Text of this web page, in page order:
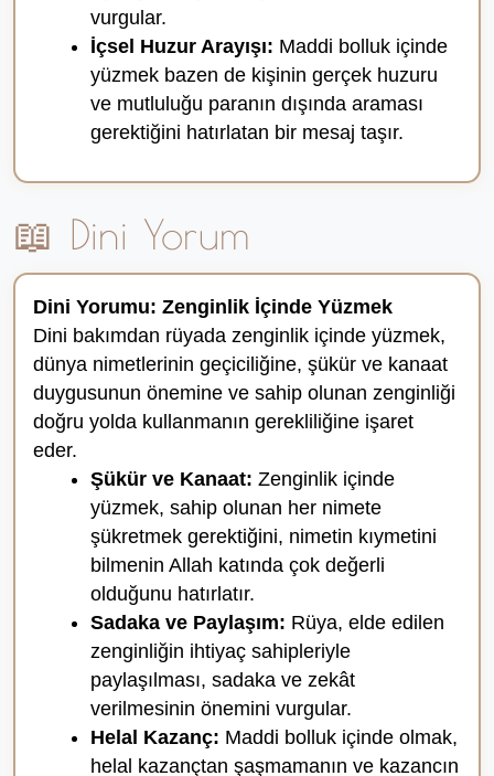
vurgular.
İçsel Huzur Arayışı: Maddi bolluk içinde
yüzmek bazen de kişinin gerçek huzuru
ve mutluluğu paranın dışında araması
gerektiğini hatırlatan bir mesaj taşır.
📖 Dini Yorum
Dini Yorumu: Zenginlik İçinde Yüzmek
Dini bakımdan rüyada zenginlik içinde yüzmek,
dünya nimetlerinin geçiciliğine, şükür ve kanaat
duygusunun önemine ve sahip olunan zenginliği
doğru yolda kullanmanın gerekliliğine işaret
eder.
Şükür ve Kanaat: Zenginlik içinde
yüzmek, sahip olunan her nimete
şükretmek gerektiğini, nimetin kıymetini
bilmenin Allah katında çok değerli
olduğunu hatırlatır.
Sadaka ve Paylaşım: Rüya, elde edilen
zenginliğin ihtiyaç sahipleriyle
paylaşılması, sadaka ve zekât
verilmesinin önemini vurgular.
Helal Kazanç: Maddi bolluk içinde olmak,
helal kazançtan şaşmamanın ve kazancın